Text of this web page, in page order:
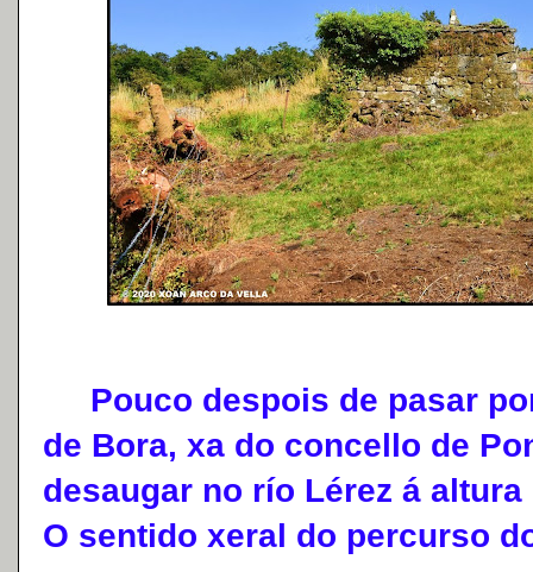
Pouco despois de pasar
de Bora, xa do concello de
desaugar no río Lérez á
O sentido xeral do percurso